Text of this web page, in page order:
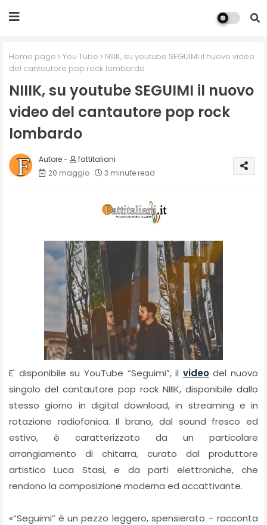
Home page You Tube
NIIIK, su youtube SEGUIMI il nuovo video
del cantautore pop rock lombardo
NIIIK, su youtube SEGUIMI il nuovo
video del cantautore pop rock
lombardo
fattitaliani
20 maggio
3 minute read
E' disponibile su YouTube “Seguimi”, il videodel nuovo
singolo del cantautore pop rock NIIIK, disponibile dallo
stesso giorno in digital download, in streaming e in
rotazione radiofonica. Il brano, dal sound fresco ed
estivo, è caratterizzato da un particolare
arrangiamento di chitarra, curato dal produttore
artistico Luca Stasi, e da parti elettroniche, che
rendono la composizione moderna ed accattivante.
«“Seguimi” è un pezzo leggero, spensierato – racconta